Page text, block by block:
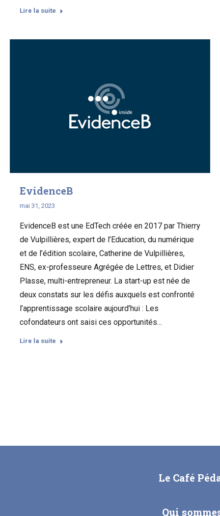
Lire la suite
EvidenceB
mai 31, 2023
EvidenceB est une EdTech créée en 2017 par Thierry
de Vulpillières, expert de l’Education, du numérique
et de l’édition scolaire, Catherine de Vulpillières,
ENS, ex-professeure Agrégée de Lettres, et Didier
Plasse, multi-entrepreneur. La start-up est née de
deux constats sur les défis auxquels est confronté
l’apprentissage scolaire aujourd’hui : Les
cofondateurs ont saisi ces opportunités…
Lire la suite
Le Café
Qui